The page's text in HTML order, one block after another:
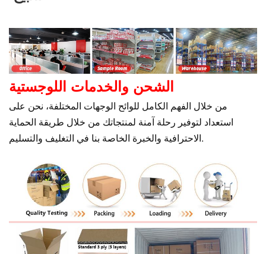
الشحن والخدمات اللوجستية
من خلال الفهم الكامل للوائح الوجهات المختلفة، نحن على
استعداد لتوفير رحلة آمنة لمنتجاتك من خلال طريقة الحماية
الاحترافية والخبرة الخاصة بنا في التغليف والتسليم.